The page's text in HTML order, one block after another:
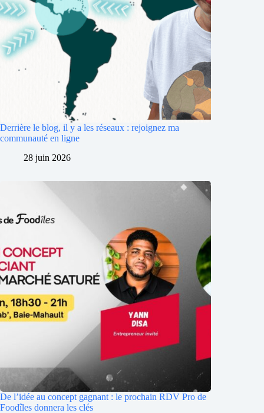
Derrière le blog, il y a les réseaux : rejoignez ma
communauté en ligne
28 juin 2026
De l’idée au concept gagnant : le prochain RDV Pro de
Foodîles donnera les clés